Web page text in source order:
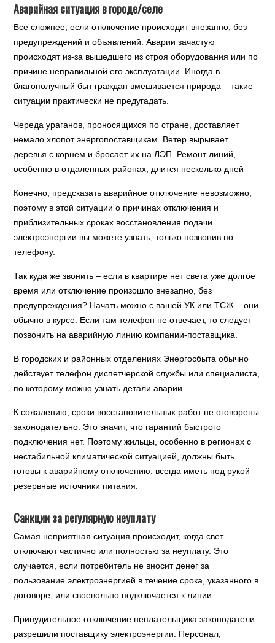
Аварийная ситуация в городе/селе
Все сложнее, если отключение происходит внезапно, без
предупреждений и объявлений. Аварии зачастую
происходят из-за вышедшего из строя оборудования или по
причине неправильной его эксплуатации. Иногда в
благополучный быт граждан вмешивается природа – такие
ситуации практически не предугадать.
Череда ураганов, проносящихся по стране, доставляет
немало хлопот энергопоставщикам. Ветер вырывает
деревья с корнем и бросает их на ЛЭП. Ремонт линий,
особенно в отдаленных районах, длится несколько дней
Конечно, предсказать аварийное отключение невозможно,
поэтому в этой ситуации о причинах отключения и
приблизительных сроках восстановления подачи
электроэнергии вы можете узнать, только позвонив по
телефону.
Так куда же звонить – если в квартире нет света уже долгое
время или отключение произошло внезапно, без
предупреждения? Начать можно с вашей УК или ТСЖ – они
обычно в курсе. Если там телефон не отвечает, то следует
позвонить на аварийную линию компании-поставщика.
В городских и районных отделениях Энергосбыта обычно
действует телефон диспетчерской службы или специалиста,
по которому можно узнать детали аварии
К сожалению, сроки восстановительных работ не оговорены
законодательно. Это значит, что гарантий быстрого
подключения нет. Поэтому жильцы, особенно в регионах с
нестабильной климатической ситуацией, должны быть
готовы к аварийному отключению: всегда иметь под рукой
резервные источники питания.
Санкции за регулярную неуплату
Самая неприятная ситуация происходит, когда свет
отключают частично или полностью за неуплату. Это
случается, если потребитель не вносит денег за
пользование электроэнергией в течение срока, указанного в
договоре, или своевольно подключается к линии.
Принудительное отключение неплательщика законодатели
разрешили поставщику электроэнергии. Персонал,